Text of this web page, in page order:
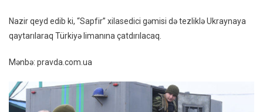
Nazir qeyd edib ki, “Sapfir” xilasedici gəmisi də tezliklə Ukraynaya
qaytarılaraq Türkiyə limanına çatdırılacaq.
Mənbə: pravda.com.ua